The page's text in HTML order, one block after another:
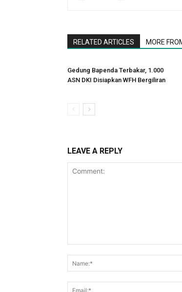
RELATED ARTICLES MORE
Gedung Bapenda Terbakar, 1.000
ASN DKI Disiapkan WFH Bergiliran
LEAVE A REPLY